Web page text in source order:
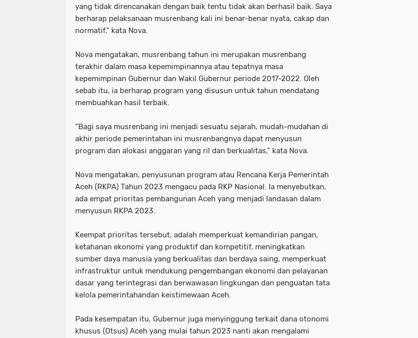
yang tidak direncanakan dengan baik tentu tidak akan berhasil baik. Saya
berharap pelaksanaan musrenbang kali ini benar-benar nyata, cakap dan
normatif,” kata Nova.
Nova mengatakan, musrenbang tahun ini merupakan musrenbang
terakhir dalam masa kepemimpinannya atau tepatnya masa
kepemimpinan Gubernur dan Wakil Gubernur periode 2017-2022. Oleh
sebab itu, ia berharap program yang disusun untuk tahun mendatang
membuahkan hasil terbaik.
“Bagi saya musrenbang ini menjadi sesuatu sejarah, mudah-mudahan di
akhir periode pemerintahan ini musrenbangnya dapat menyusun
program dan alokasi anggaran yang ril dan berkualitas,” kata Nova.
Nova mengatakan, penyusunan program atau Rencana Kerja Pemerintah
Aceh (RKPA) Tahun 2023 mengacu pada RKP Nasional. Ia menyebutkan,
ada empat prioritas pembangunan Aceh yang menjadi landasan dalam
menyusun RKPA 2023.
Keempat prioritas tersebut, adalah memperkuat kemandirian pangan,
ketahanan ekonomi yang produktif dan kompetitif, meningkatkan
sumber daya manusia yang berkualitas dan berdaya saing, memperkuat
infrastruktur untuk mendukung pengembangan ekonomi dan pelayanan
dasar yang terintegrasi dan berwawasan lingkungan dan penguatan tata
kelola pemerintahandan keistimewaan Aceh.
Pada kesempatan itu, Gubernur juga menyinggung terkait dana otonomi
khusus (Otsus) Aceh yang mulai tahun 2023 nanti akan mengalami